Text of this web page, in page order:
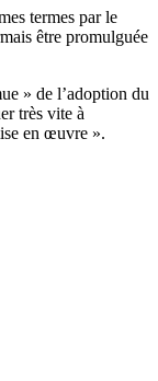
termes par le
être promulguée
» de l’adoption du
très vite à
en œuvre ».